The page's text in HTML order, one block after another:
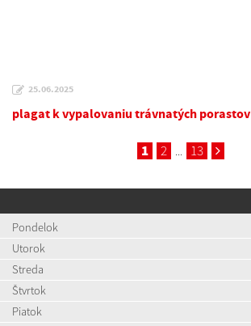
25.06.2025
plagat k vypalovaniu trávnatých porastov
1 2 ... 13
Pondelok
Utorok
Streda
Štvrtok
Piatok